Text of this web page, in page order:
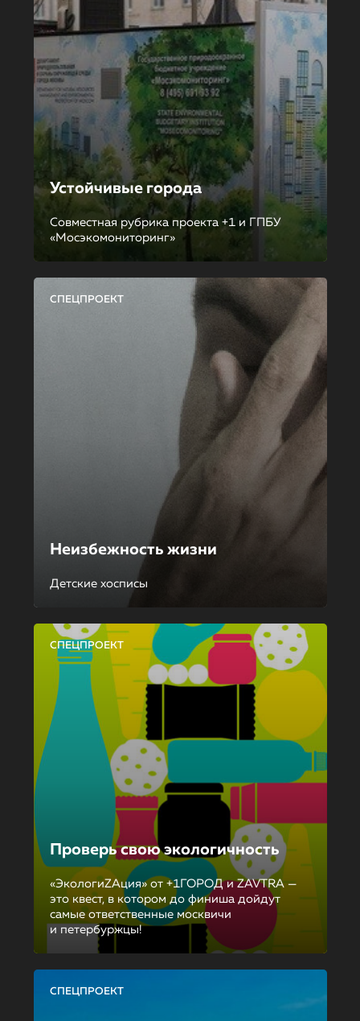
Устойчивые города
Совместная рубрика проекта +1 и ГПБУ
«Мосэкомониторинг»
СПЕЦПРОЕКТ
Неизбежность жизни
Детские хосписы
СПЕЦПРОЕКТ
Проверь свою экологичность
«ЭкологиZAция» от +1ГОРОД и ZAVTRA —
это квест, в котором до финиша дойдут
самые ответственные москвичи
и петербуржцы!
СПЕЦПРОЕКТ